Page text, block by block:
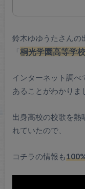
鈴木ゆゆうたさんの
「桐光学園高等学校
インターネット調べ
あることがわかりま
出身高校の校歌を熱
れていたので、
コチラの情報も